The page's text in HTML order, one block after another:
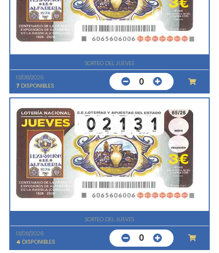
SORTEO DEL JUEVES
13/08/2026
7 DISPONIBLES 0
SORTEO DEL JUEVES
13/08/2026
4 DISPONIBLES 0